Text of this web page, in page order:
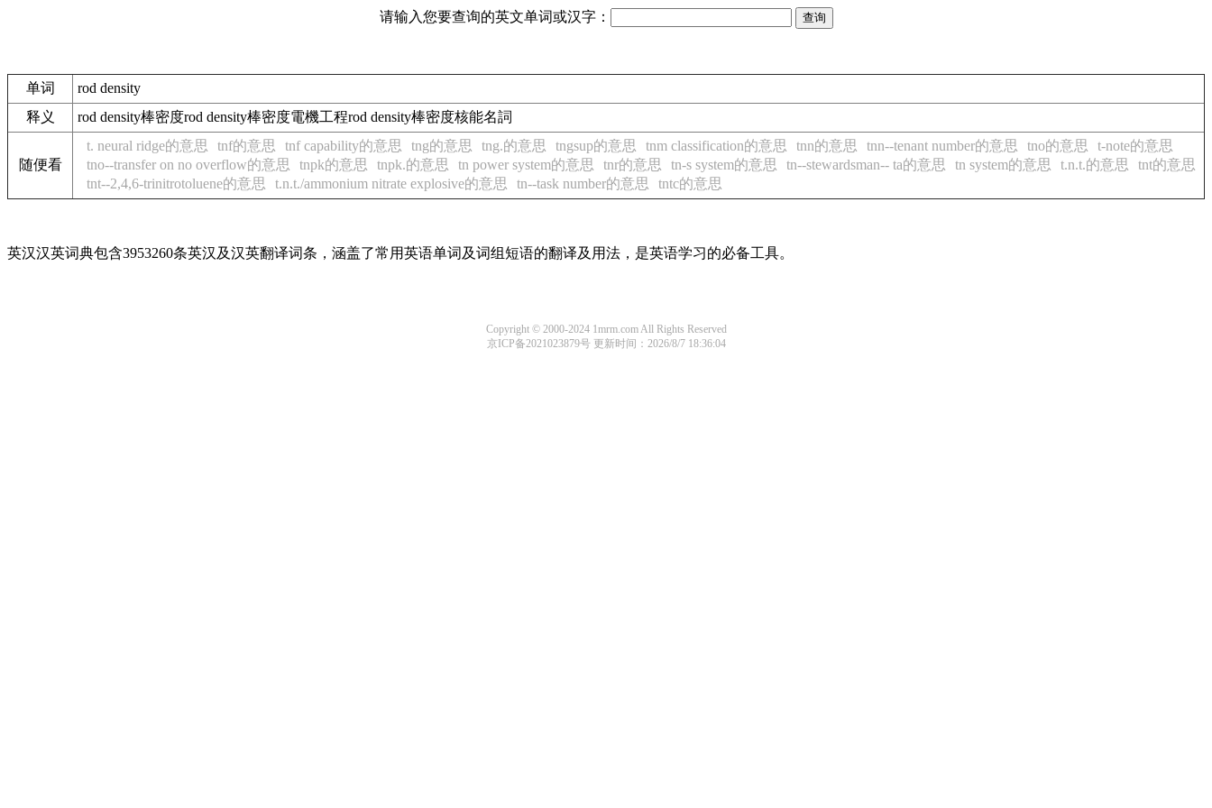
请输入您要查询的英文单词或汉字：
单词
rod density
释义
rod density棒密度rod density棒密度電機工程rod density棒密度核能名詞
随便看
t. neural ridge的意思 tnf的意思 tnf capability的意思 tng的意思 tng.的意思 tngsup的意思 tnm classification的意思 tnn的意思 tnn--tenant number的意思 tno的意思
t-note的意思
tno--transfer on no overflow的意思
tnpk的意思 tnpk.的意思 tn power system的意思 tnr的意思 tn-s system的意思 tn--stewardsman-- ta的意思 tn system的意思 t.n.t.的意思
tnt的意思
tnt--2,4,6-trinitrotoluene的意思
t.n.t./ammonium nitrate explosive的意思 tn--task number的意思 tntc的意思
英汉汉英词典包含3953260条英汉及汉英翻译词条，涵盖了常用英语单词及词组短语的翻译及用法，是英语学习的必备工具。
Copyright © 2000-2024 1mrm.com All Rights Reserved
京ICP备2021023879号 更新时间：2026/8/7 18:36:04